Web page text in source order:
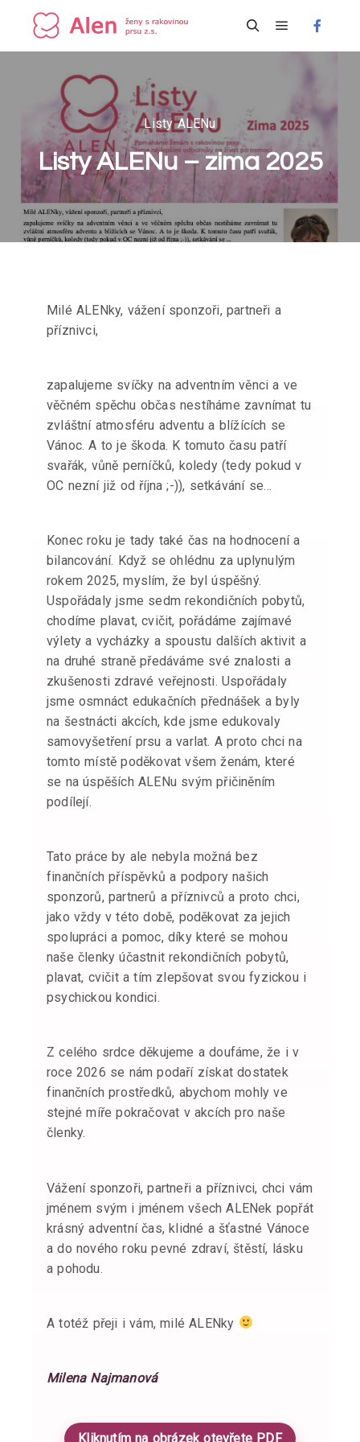
Listy ALENu
Listy ALENu – zima 2025
Milé ALENky, vážení sponzoři, partneři a
příznivci,
zapalujeme svíčky na adventním věnci a ve
věčném spěchu občas nestíháme zavnímat tu
zvláštní atmosféru adventu a blížících se
Vánoc. A to je škoda. K tomuto času patří
svařák, vůně perníčků, koledy (tedy pokud v
OC nezní již od října ;-)), setkávání se…
Konec roku je tady také čas na hodnocení a
bilancování. Když se ohlédnu za uplynulým
rokem 2025, myslím, že byl úspěšný.
Uspořádaly jsme sedm rekondičních pobytů,
chodíme plavat, cvičit, pořádáme zajímavé
výlety a vycházky a spoustu dalších aktivit a
na druhé straně předáváme své znalosti a
zkušenosti zdravé veřejnosti. Uspořádaly
jsme osmnáct edukačních přednášek a byly
na šestnácti akcích, kde jsme edukovaly
samovyšetření prsu a varlat. A proto chci na
tomto místě poděkovat všem ženám, které
se na úspěších ALENu svým přičiněním
podílejí.
Tato práce by ale nebyla možná bez
finančních příspěvků a podpory našich
sponzorů, partnerů a příznivců a proto chci,
jako vždy v této době, poděkovat za jejich
spolupráci a pomoc, díky které se mohou
naše členky účastnit rekondičních pobytů,
plavat, cvičit a tím zlepšovat svou fyzickou i
psychickou kondici.
Z celého srdce děkujeme a doufáme, že i v
roce 2026 se nám podaří získat dostatek
finančních prostředků, abychom mohly ve
stejné míře pokračovat v akcích pro naše
členky.
Vážení sponzoři, partneři a příznivci, chci vám
jménem svým i jménem všech ALENek popřát
krásný adventní čas, klidné a šťastné Vánoce
a do nového roku pevné zdraví, štěstí, lásku
a pohodu.
A totéž přeji i vám, milé ALENky
Milena Najmanová
Kliknutím na obrázek otevřete PDF